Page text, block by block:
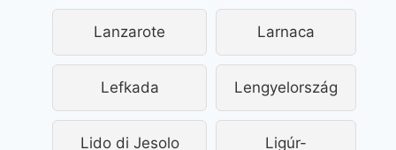
Lanzarote Larnaca
Lefkada Lengyelország
Lido di Jesolo
Ligúr-